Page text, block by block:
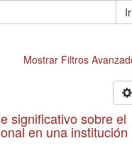
Ir
Mostrar Filtros
significativo sobre el
en una institución